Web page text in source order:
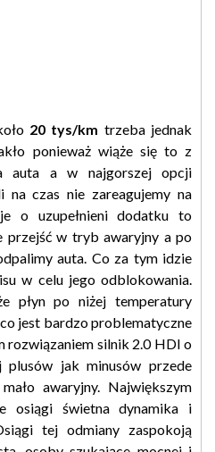
20 tys/km trzeba jednak
ponieważ wiąże się to z
auta a w najgorszej opcji
na czas nie zareagujemy na
o uzupełnieni dodatku to
przejść w tryb awaryjny a po
auta. Co za tym idzie
w celu jego odblokowania.
płyn po niżej temperatury
jest bardzo problematyczne
rozwiązaniem silnik 2.0 HDI o
jak minusów przede
awaryjny. Największym
osiągi świetna dynamika i
tej odmiany zaspokoją